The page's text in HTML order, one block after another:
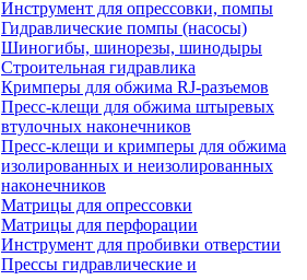
Инструмент для опрессовки, помпы
Гидравлические помпы (насосы)
Шиногибы, шинорезы, шинодыры
Строительная гидравлика
Кримперы для обжима RJ-разъемов
Пресс-клещи для обжима штыревых
втулочных наконечников
Пресс-клещи и кримперы для обжима
изолированных и неизолированных
наконечников
Матрицы для опрессовки
Матрицы для перфорации
Инструмент для пробивки отверстии
Прессы гидравлические и